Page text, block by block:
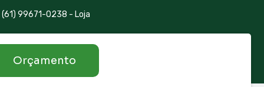
(61) 99671-0238 - Loja
Orçamento